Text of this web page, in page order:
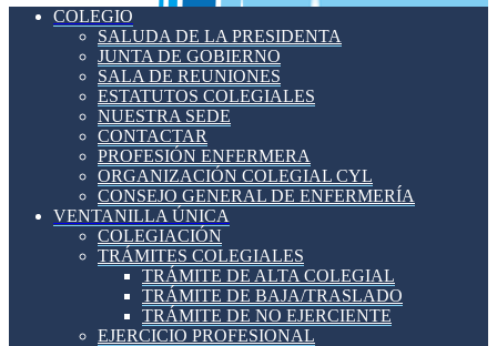
COLEGIO
SALUDA DE LA PRESIDENTA
JUNTA DE GOBIERNO
SALA DE REUNIONES
ESTATUTOS COLEGIALES
NUESTRA SEDE
CONTACTAR
PROFESIÓN ENFERMERA
ORGANIZACIÓN COLEGIAL CYL
CONSEJO GENERAL DE ENFERMERÍA
VENTANILLA ÚNICA
COLEGIACIÓN
TRÁMITES COLEGIALES
TRÁMITE DE ALTA COLEGIAL
TRÁMITE DE BAJA/TRASLADO
TRÁMITE DE NO EJERCIENTE
EJERCICIO PROFESIONAL